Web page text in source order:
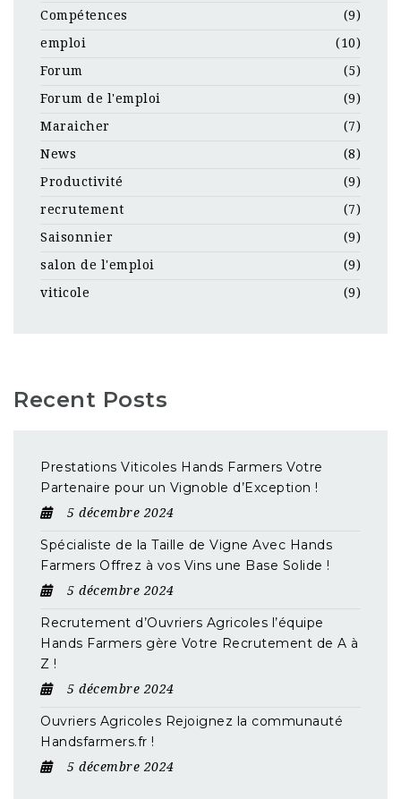
Compétences
(9)
emploi
(10)
Forum
(5)
Forum de l'emploi
(9)
Maraicher
(7)
News
(8)
Productivité
(9)
recrutement
(7)
Saisonnier
(9)
salon de l'emploi
(9)
viticole
(9)
Recent Posts
Prestations Viticoles Hands Farmers Votre
Partenaire pour un Vignoble d’Exception !
5 décembre 2024
Spécialiste de la Taille de Vigne Avec Hands
Farmers Offrez à vos Vins une Base Solide !
5 décembre 2024
Recrutement d’Ouvriers Agricoles l’équipe
Hands Farmers gère Votre Recrutement de A à
Z !
5 décembre 2024
Ouvriers Agricoles Rejoignez la communauté
Handsfarmers.fr !
5 décembre 2024